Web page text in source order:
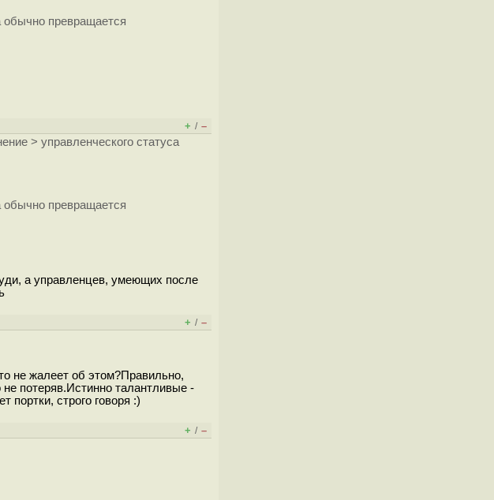
обычно превращается
+ / –
> управленческого статуса
обычно превращается
а управленцев, умеющих после
+ / –
не жалеет об этом?Правильно,
потеряв.Истинно талантливые -
портки, строго говоря :)
+ / –